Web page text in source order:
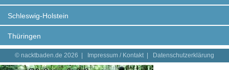
Schleswig-Holstein
Thüringen
© nacktbaden.de 2026 | Impressum / Kontakt| Datenschutzerklärung